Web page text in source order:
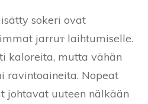
sokeri ovat
jarruт laihtumiselle.
kaloreita, mutta vähän
ravintoaineita. Nopeat
johtavat uuteen nälkään